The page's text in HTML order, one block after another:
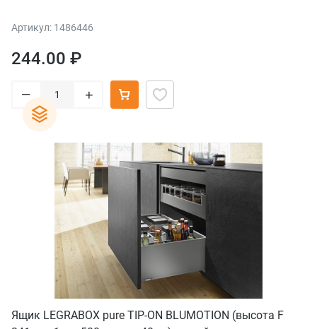
Артикул: 1486446
244.00 ₽
– +
Ящик LEGRABOX pure TIP-ON BLUMOTION (высота F